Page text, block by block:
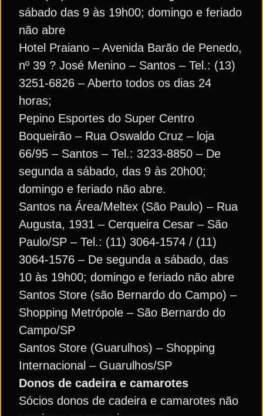
sábado das 9 às 19h00; domingo e feriado
não abre
Hotel Praiano – Avenida Barão de Penedo,
nº 39 ? José Menino – Santos – Tel.: (13)
3251-6826 – Aberto todos os dias 24
horas;
Pepino Esportes do Super Centro
Boqueirão – Rua Oswaldo Cruz – loja
66/95 – Santos – Tel.: 3233-8850 – De
segunda a sábado, das 9 às 20h00;
domingo e feriado não abre.
Santos na Área/Meltex (São Paulo) – Rua
Augusta, 1931 – Cerqueira Cesar – São
Paulo/SP – Tel.: (11) 3064-1574 / (11)
3064-1576 – De segunda a sábado, das
10 às 19h00; domingo e feriado não abre
Santos Store (são Bernardo do Campo) –
Shopping Metrópole – São Bernardo do
Campo/SP
Santos Store (Guarulhos) – Shopping
Internacional – Guarulhos/SP
Donos de cadeira e camarotes
Sócios donos de cadeira e camarotes não